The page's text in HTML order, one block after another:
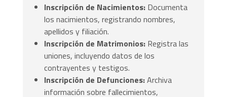
Inscripción de Nacimientos: Documenta
los nacimientos, registrando nombres,
apellidos y filiación.
Inscripción de Matrimonios: Registra las
uniones, incluyendo datos de los
contrayentes y testigos.
Inscripción de Defunciones:Archiva
información sobre fallecimientos,